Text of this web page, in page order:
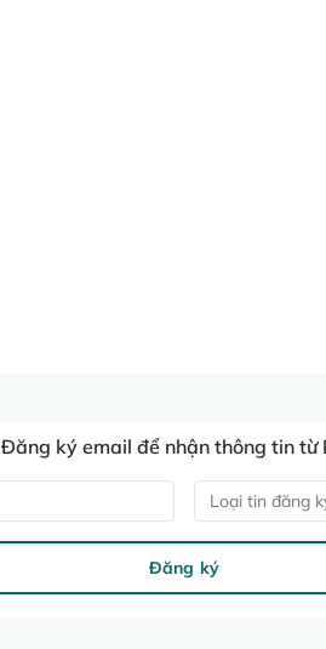
Đăng ký email để nhận thông tin từ
Loại tin đăng
Đăng ký